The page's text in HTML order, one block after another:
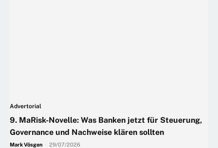
Advertorial
9. MaRisk-Novelle: Was Banken jetzt für Steuerung,
Governance und Nachweise klären sollten
Mark Vösgen 29/07/2026